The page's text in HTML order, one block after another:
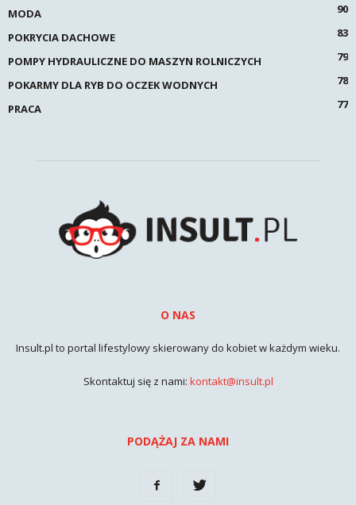
MODA
90
POKRYCIA DACHOWE
83
POMPY HYDRAULICZNE DO MASZYN ROLNICZYCH
79
POKARMY DLA RYB DO OCZEK WODNYCH
78
PRACA
77
O NAS
Insult.pl to portal lifestylowy skierowany do kobiet w każdym wieku.
Skontaktuj się z nami: kontakt@insult.pl
PODĄŻAJ ZA NAMI